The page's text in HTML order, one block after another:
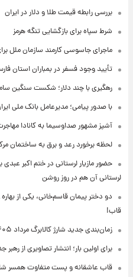
بررسی رابطه قیمت طلا و دلار در ایران
شرط سپاه برای بازگشایی تنگه هرمز
ماجرای جاسوسی کارمند سازمان ملل
تأیید وجود فسفر در بمباران استان
رهگیری با چند دلار؛ شکست سنگین
با صدور پیامی؛ مدیرعامل بانک ملی
آشپز مشهور صداوسیما به کانادا
لحظه برخورد رعد و برق به ساختمان
حضور مازیار لرستانی در ختم اکبر عبدی
لرستانی آن هم در روز روشن
دو دختر پیمان قاسم‌خانی، یکی از
قاب!
زمان‌بندی جدید شارژ کالابرگ مرداد ۱۴۰۵ اعلام شد
برای اولین بار؛ انتشار تصاویری از
قاب عاشقانه و پست متفاوت همسر